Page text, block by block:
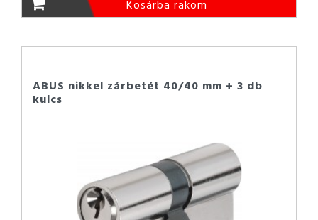
Kosárba rakom
ABUS nikkel zárbetét 40/40 mm + 3 db
kulcs